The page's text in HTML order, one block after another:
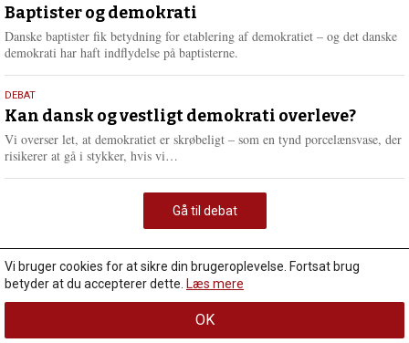
maj
2026
Baptister og demokrati
Danske baptister fik betydning for etablering af demokratiet – og det danske
demokrati har haft indflydelse på baptisterne.
18.
maj
2026
DEBAT
Kan dansk og vestligt demokrati overleve?
Vi overser let, at demokratiet er skrøbeligt – som en tynd porcelænsvase, der
risikerer at gå i stykker, hvis vi…
m
e
e
Gå til debat
Vi bruger cookies for at sikre din brugeroplevelse. Fortsat brug
betyder at du accepterer dette. Læs mere
OK